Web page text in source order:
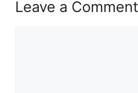
Leave a Comment